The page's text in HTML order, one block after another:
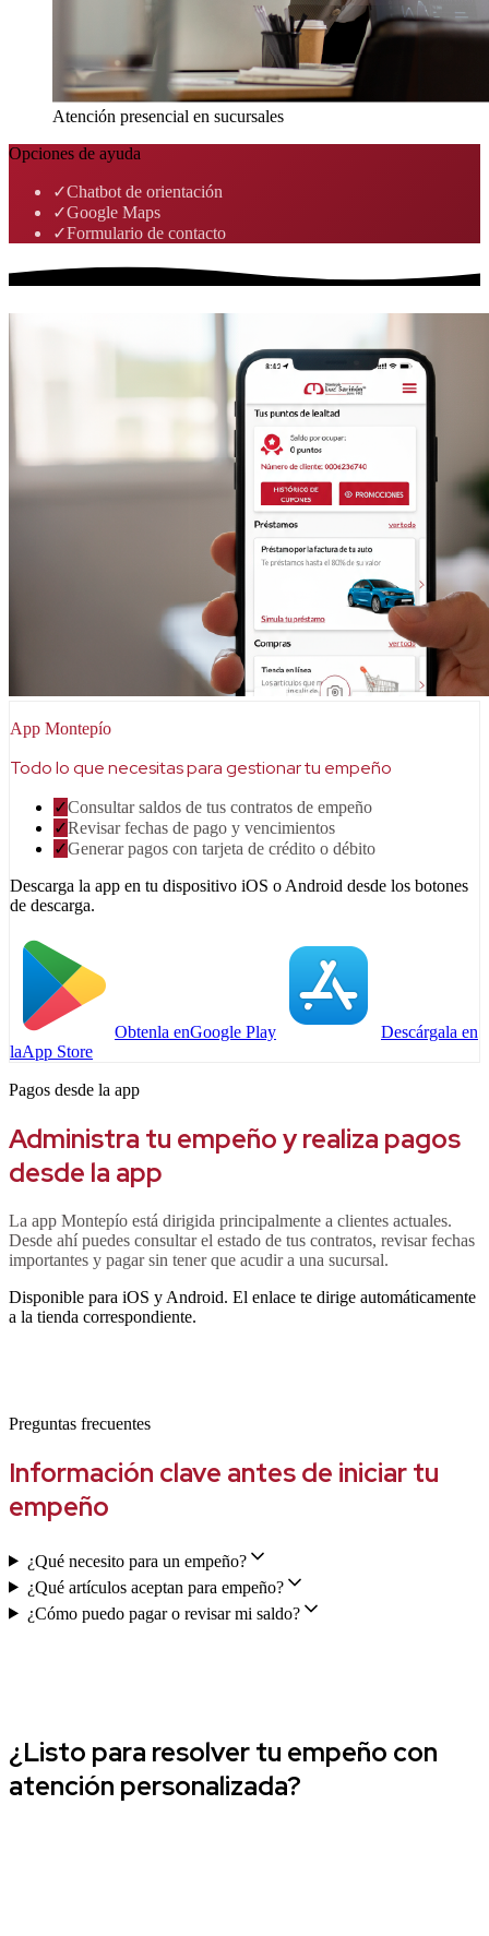
Atención presencial en sucursales
Opciones de ayuda
✓Chatbot de orientación
✓Google Maps
✓Formulario de contacto
App Montepío
Todo lo que necesitas para gestionar tu empeño
✓Consultar saldos de tus contratos de empeño
✓Revisar fechas de pago y vencimientos
✓Generar pagos con tarjeta de crédito o débito
Descarga la app en tu dispositivo iOS o Android desde los botones
de descarga.
Obtenla enGoogle Play
Descárgala en
laApp Store
Pagos desde la app
Administra tu empeño y realiza pagos
desde la app
La app Montepío está dirigida principalmente a clientes actuales.
Desde ahí puedes consultar el estado de tus contratos, revisar fechas
importantes y pagar sin tener que acudir a una sucursal.
Disponible para iOS y Android. El enlace te dirige automáticamente
a la tienda correspondiente.
Preguntas frecuentes
Información clave antes de iniciar tu
empeño
¿Qué necesito para un empeño?
¿Qué artículos aceptan para empeño?
¿Cómo puedo pagar o revisar mi saldo?
¿Listo para resolver tu empeño con
atención personalizada?